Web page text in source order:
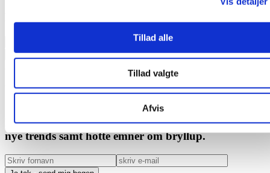
Tillad alle
Tillad valgte
Afvis
FÅ GRATIS E-BOG + info om brudekjoleudsalg,
nye trends samt hotte emner om bryllup.